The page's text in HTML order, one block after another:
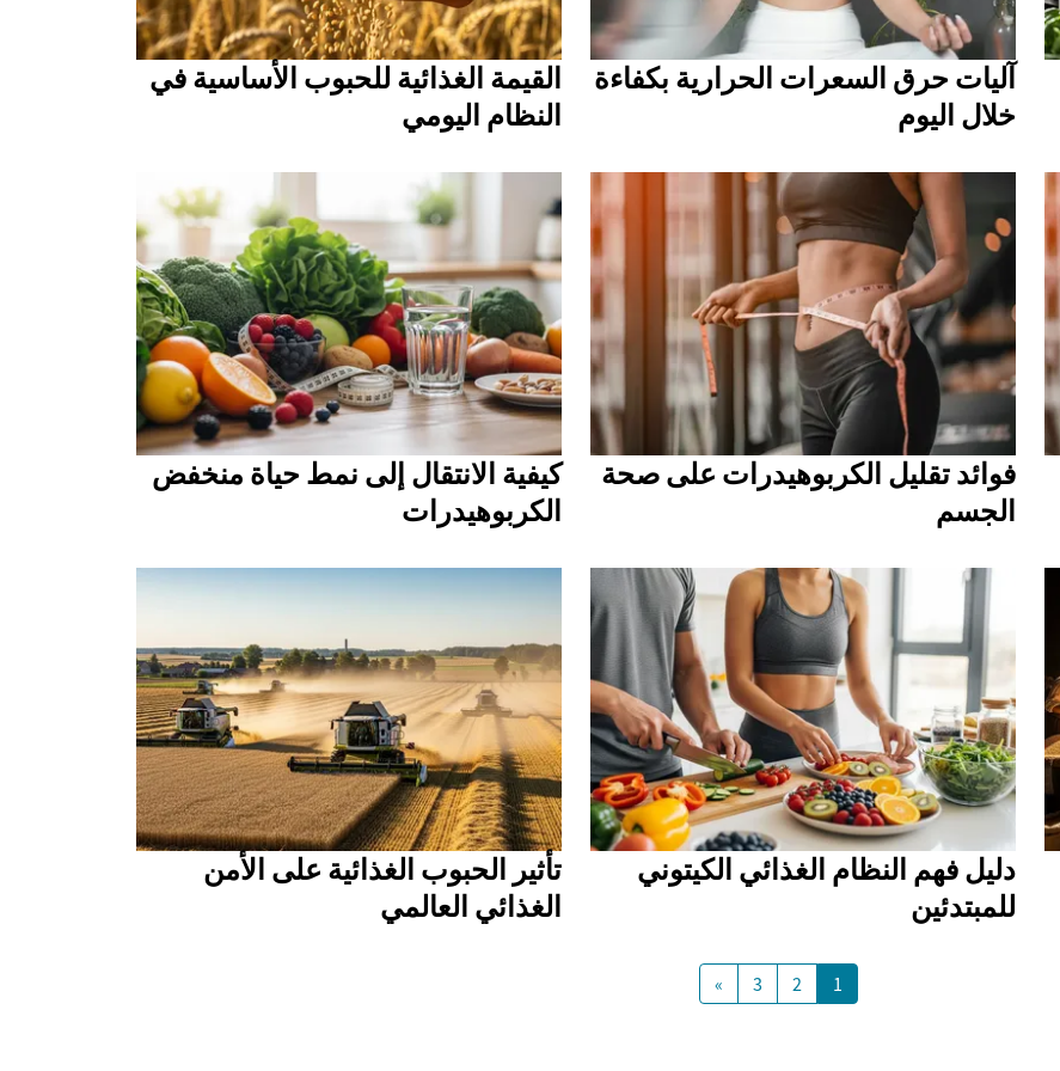
آليات حرق السعرات الحرارية بكفاءة
خلال اليوم
القيمة الغذائية للحبوب الأساسية في
النظام اليومي
فوائد تقليل الكربوهيدرات على صحة
الجسم
كيفية الانتقال إلى نمط حياة منخفض
الكربوهيدرات
دليل فهم النظام الغذائي الكيتوني
للمبتدئين
تأثير الحبوب الغذائية على الأمن
الغذائي العالمي
1
2
3
»